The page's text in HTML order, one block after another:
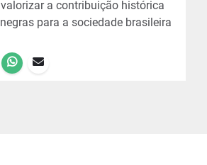
a contribuição histórica
para a sociedade brasileira